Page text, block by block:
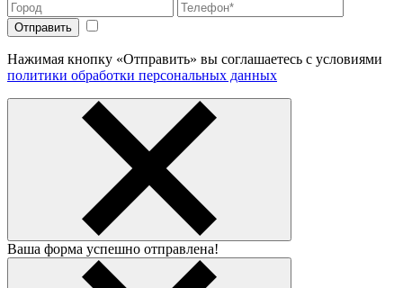
Нажимая кнопку «Отправить» вы соглашаетесь с условиями
политики обработки персональных данных
Ваша форма успешно отправлена!